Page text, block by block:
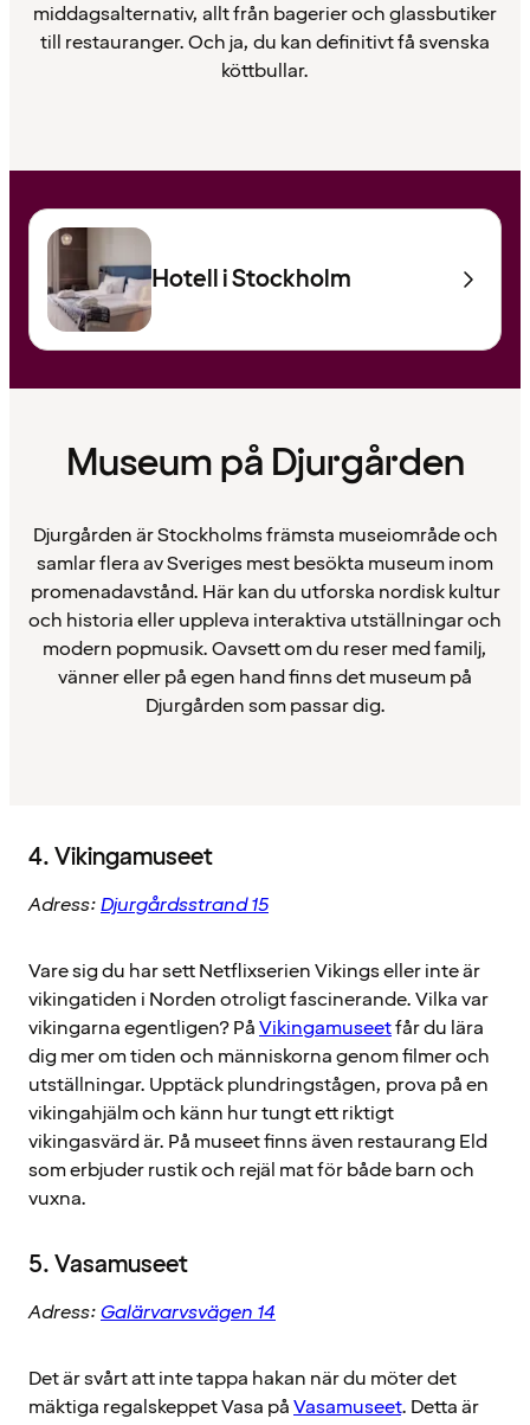
middagsalternativ, allt från bagerier och glassbutiker
till restauranger. Och ja, du kan definitivt få svenska
köttbullar.
Hotell i Stockholm
Museum på Djurgården
Djurgården är Stockholms främsta museiområde och
samlar flera av Sveriges mest besökta museum inom
promenadavstånd. Här kan du utforska nordisk kultur
och historia eller uppleva interaktiva utställningar och
modern popmusik. Oavsett om du reser med familj,
vänner eller på egen hand finns det museum på
Djurgården som passar dig.
4. Vikingamuseet
Adress:Djurgårdsstrand 15
Vare sig du har sett Netflixserien Vikings eller inte är
vikingatiden i Norden otroligt fascinerande. Vilka var
vikingarna egentligen? PåVikingamuseetfår du lära
dig mer om tiden och människorna genom filmer och
utställningar. Upptäck plundringstågen, prova på en
vikingahjälm och känn hur tungt ett riktigt
vikingasvärd är. På museet finns även restaurang Eld
som erbjuder rustik och rejäl mat för både barn och
vuxna.
5. Vasamuseet
Adress:Galärvarvsvägen 14
Det är svårt att inte tappa hakan när du möter det
mäktiga regalskeppet Vasa påVasamuseet. Detta är